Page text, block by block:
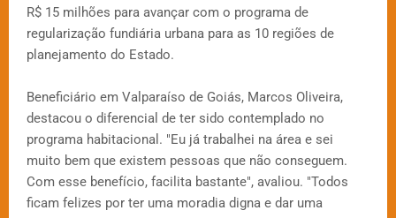
R$ 15 milhões para avançar com o programa de
regularização fundiária urbana para as 10 regiões de
planejamento do Estado.
Beneficiário em Valparaíso de Goiás, Marcos Oliveira,
destacou o diferencial de ter sido contemplado no
programa habitacional. "Eu já trabalhei na área e sei
muito bem que existem pessoas que não conseguem.
Com esse benefício, facilita bastante", avaliou. "Todos
ficam felizes por ter uma moradia digna e dar uma